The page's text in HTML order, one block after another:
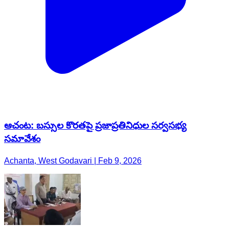
ఆచంట: బస్సుల కొరతపై ప్రజాప్రతినిధుల సర్వసభ్య
సమావేశం
Achanta, West Godavari | Feb 9, 2026